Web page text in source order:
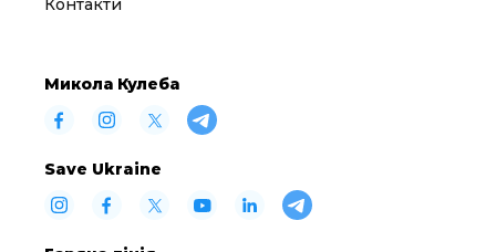
Контакти
Микола Кулеба
Save Ukraine